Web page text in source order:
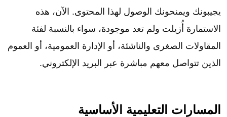
يجيبونك ويمنحونك الوصول لهذا المحتوى. الآن، هذه
الاستمارة أُزيلت ولم تعد موجودة، سواء بالنسبة لفئة
المقاولات الصغرى والناشئة، أو الإدارة العمومية، أو العموم
الذين تتواصل معهم مباشرة عبر البريد الإلكتروني.
المسارات التعليمية الأساسية